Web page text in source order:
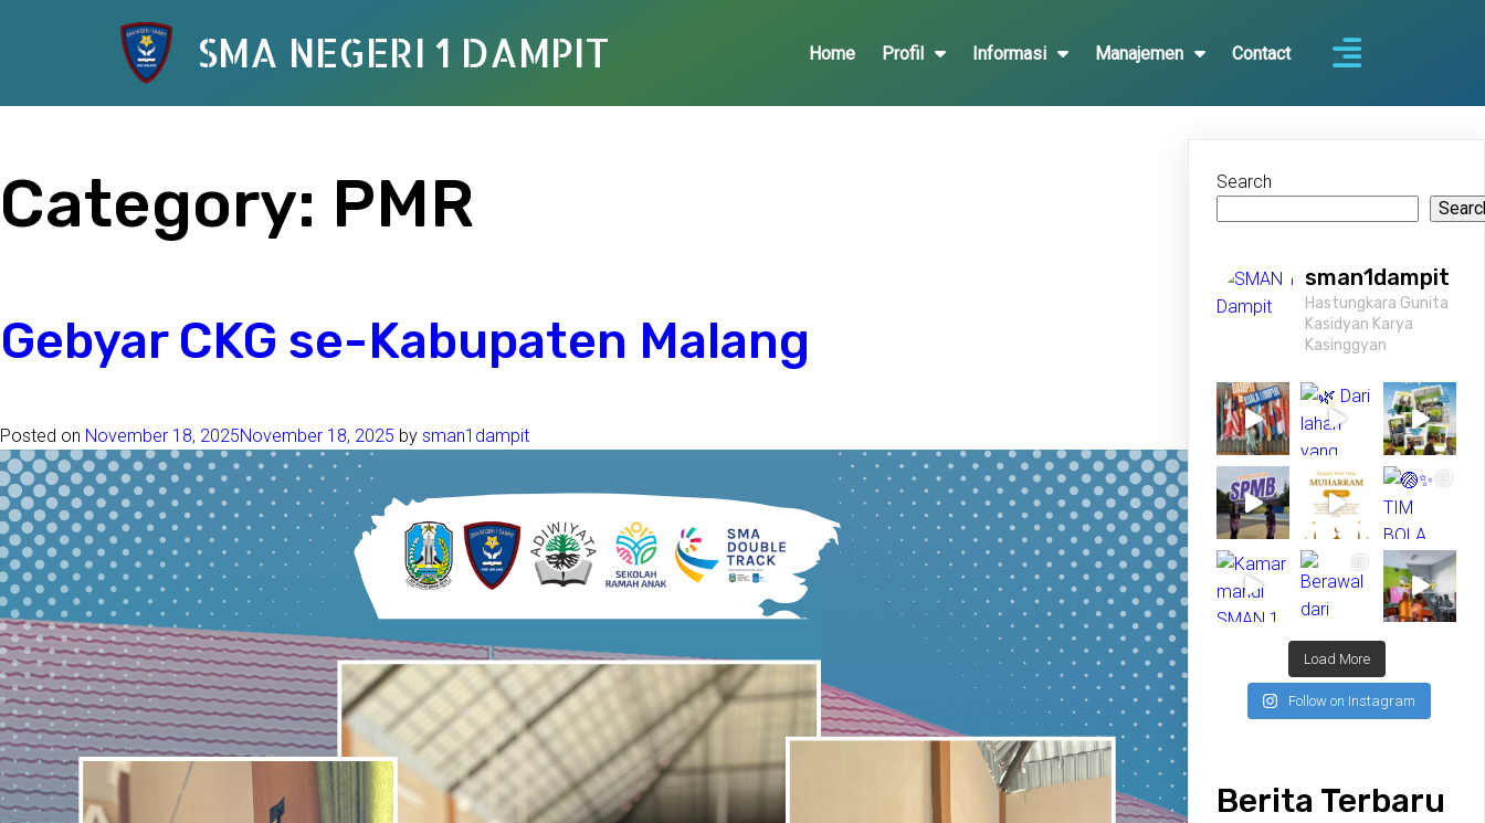
SMA NEGERI 1 DAMPIT Home Profil Informasi Manajemen Contact
Category: PMR
Gebyar CKG se-Kabupaten Malang
Posted on November 18, 2025November 18, 2025 by sman1dampit
Search
sman1dampit
Hastungkara Gunita
Kasidyan Karya
Kasinggyan
Load More
Follow on Instagram
Berita Terbaru